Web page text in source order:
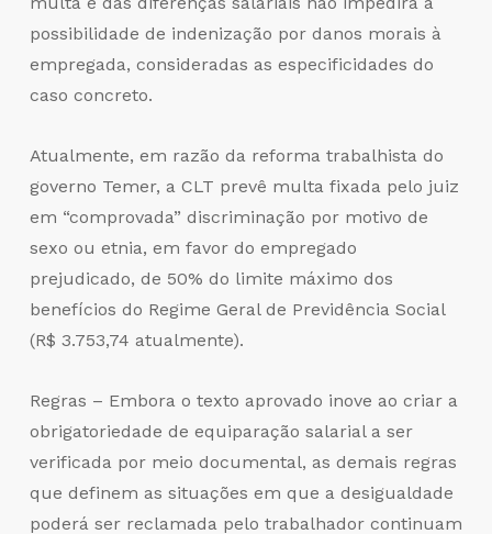
possibilidade de indenização por danos morais à
empregada, consideradas as especificidades do
caso concreto.
Atualmente, em razão da reforma trabalhista do
governo Temer, a CLT prevê multa fixada pelo juiz
em “comprovada” discriminação por motivo de
sexo ou etnia, em favor do empregado
prejudicado, de 50% do limite máximo dos
benefícios do Regime Geral de Previdência Social
(R$ 3.753,74 atualmente).
Regras – Embora o texto aprovado inove ao criar a
obrigatoriedade de equiparação salarial a ser
verificada por meio documental, as demais regras
que definem as situações em que a desigualdade
poderá ser reclamada pelo trabalhador continuam